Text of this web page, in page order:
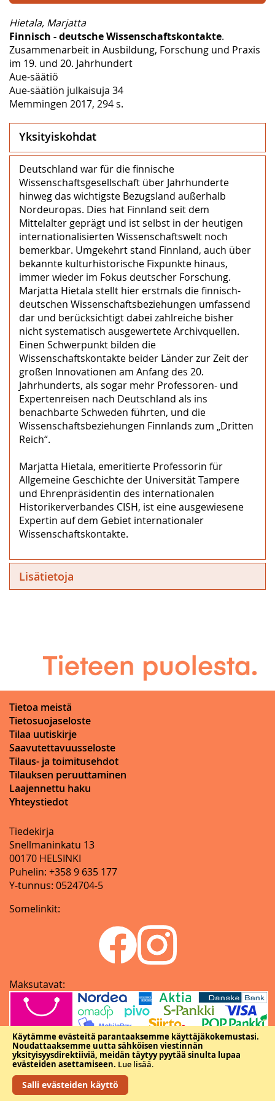
Käytämme evästeitä parantaaksemme käyttäjäkokemustasi.
Noudattaaksemme uutta sähköisen viestinnän
yksityisyysdirektiiviä, meidän täytyy pyytää sinulta lupaa
evästeiden asettamiseen. Lue lisää.
Salli evästeiden käyttö
Hietala, Marjatta
Finnisch - deutsche Wissenschaftskontakte.
Zusammenarbeit in Ausbildung, Forschung und Praxis
im 19. und 20. Jahrhundert
Aue-säätiö
Aue-säätiön julkaisuja 34
Memmingen 2017, 294 s.
Yksityiskohdat
Deutschland war für die finnische
Wissenschaftsgesellschaft über Jahrhunderte
hinweg das wichtigste Bezugsland außerhalb
Nordeuropas. Dies hat Finnland seit dem
Mittelalter geprägt und ist selbst in der heutigen
internationalisierten Wissenschaftswelt noch
bemerkbar. Umgekehrt stand Finnland, auch über
bekannte kulturhistorische Fixpunkte hinaus,
immer wieder im Fokus deutscher Forschung.
Marjatta Hietala stellt hier erstmals die finnisch-
deutschen Wissenschaftsbeziehungen umfassend
dar und berücksichtigt dabei zahlreiche bisher
nicht systematisch ausgewertete Archivquellen.
Einen Schwerpunkt bilden die
Wissenschaftskontakte beider Länder zur Zeit der
großen Innovationen am Anfang des 20.
Jahrhunderts, als sogar mehr Professoren- und
Expertenreisen nach Deutschland als ins
benachbarte Schweden führten, und die
Wissenschaftsbeziehungen Finnlands zum „Dritten
Reich“.
Marjatta Hietala, emeritierte Professorin für
Allgemeine Geschichte der Universität Tampere
und Ehrenpräsidentin des internationalen
Historikerverbandes CISH, ist eine ausgewiesene
Expertin auf dem Gebiet internationaler
Wissenschaftskontakte.
Lisätietoja
Tietoa meistä
Tietosuojaseloste
Tilaa uutiskirje
Saavutettavuusseloste
Tilaus- ja toimitusehdot
Tilauksen peruuttaminen
Laajennettu haku
Yhteystiedot
Tiedekirja
Snellmaninkatu 13
00170 HELSINKI
Puhelin: +358 9 635 177
Y-tunnus: 0524704-5
Somelinkit:
Maksutavat:
Copyright © Tieteellisten seurain valtuuskunta